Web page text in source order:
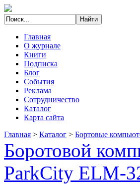
Главная
О журнале
Книги
Подписка
Блог
События
Реклама
Сотрудничество
Каталог
Карта сайта
Главная > Каталог > Бортовые
Боротовой
ParkCity ELM-